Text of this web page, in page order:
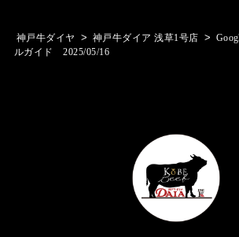
神戸牛ダイヤ > 神戸牛ダイア 浅草1号店 >
ルガイド 2025/05/16